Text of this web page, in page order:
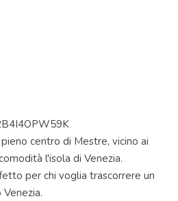
centro di Mestre, vicino ai
l'isola di Venezia.
per chi voglia trascorrere un